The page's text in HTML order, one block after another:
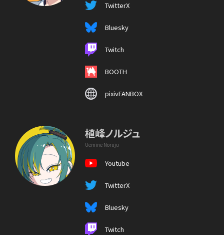
TwitterX
Bluesky
Twitch
BOOTH
pixivFANBOX
植峰ノルジュ
Uemine Noruju
Youtube
TwitterX
Bluesky
Twitch